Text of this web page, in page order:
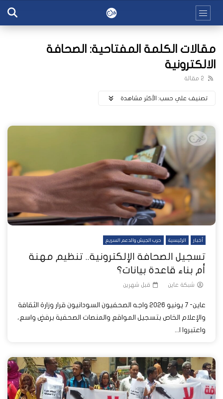
مقالات الكلمة المفتاحية: الصحافة
الالكترونية
2 مقالة
تصنيف علي حسب: اﻷكثر مشاهدة
أخبار الرئيسية حرب الجيش والدعم السريع
تسجيل الصحافة الإلكترونية.. تنظيم مهنة
أم بناء قاعدة بيانات؟
شبكة عاين قبل شهرين
عاين- 7 يونيو 2026 واجه الصحفيون السودانيون قرار وزارة الثقافة
والإعلام الخاص بتسجيل المواقع والمنصات الصحفية برفضٍ واسع،
واعتبروا ا...